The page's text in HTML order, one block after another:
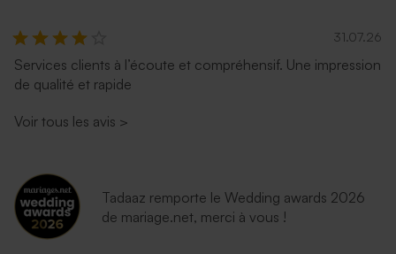
31.07.26
Services clients à l’écoute et compréhensif. Une impression
de qualité et rapide
Voir tous les avis >
Tadaaz remporte le Wedding awards 2026
de mariage.net, merci à vous !